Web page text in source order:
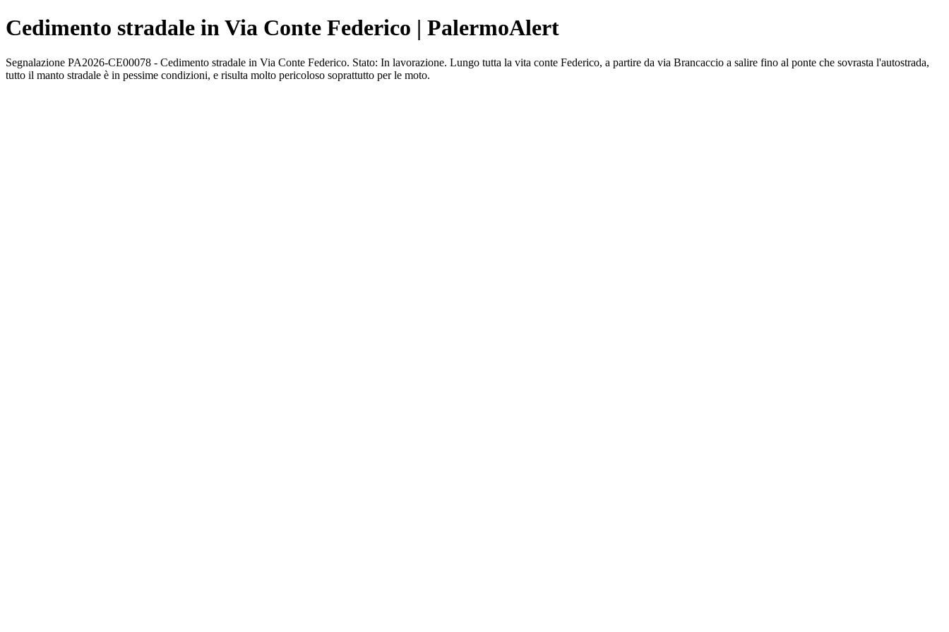
Cedimento stradale in Via Conte Federico | PalermoAlert
Segnalazione PA2026-CE00078 - Cedimento stradale in Via Conte Federico. Stato: In lavorazione. Lungo tutta la vita conte Federico, a partire da via Brancaccio a salire fino al ponte che sovrasta l'autostrada,
tutto il manto stradale è in pessime condizioni, e risulta molto pericoloso soprattutto per le moto.